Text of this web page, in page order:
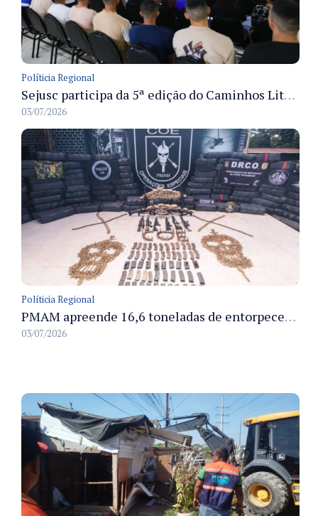
Políticia Regional
Sejusc participa da 5ª edição do Caminhos Literários com foco na cultura hip-hop nas unidades socioeducativas
03/07/2026
Políticia Regional
PMAM apreende 16,6 toneladas de entorpecentes e registra aumento nas prisões em flagrante e nas capturas de foragidos no primeiro semestre de 2026
03/07/2026